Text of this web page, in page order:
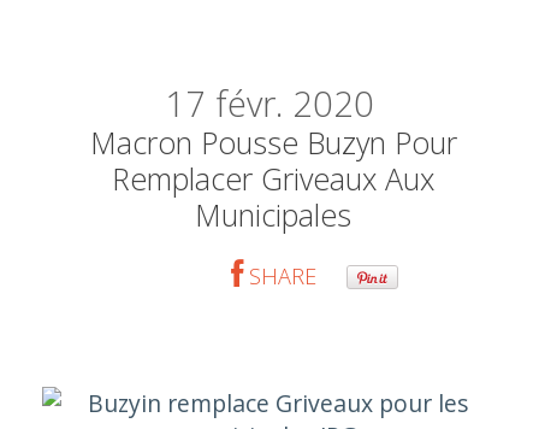
17 févr. 2020
Macron Pousse Buzyn Pour
Remplacer Griveaux Aux
Municipales
SHARE